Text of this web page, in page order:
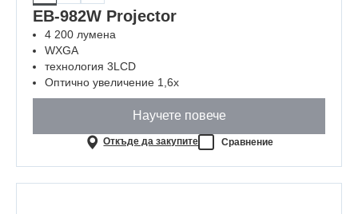
EB-982W Projector
4 200 лумена
WXGA
технология 3LCD
Оптично увеличение 1,6x
Научете повече
Откъде да закупите Сравнение